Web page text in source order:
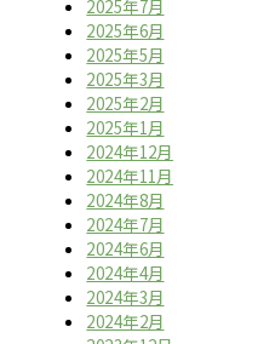
2025年7月
2025年6月
2025年5月
2025年3月
2025年2月
2025年1月
2024年12月
2024年11月
2024年8月
2024年7月
2024年6月
2024年4月
2024年3月
2024年2月